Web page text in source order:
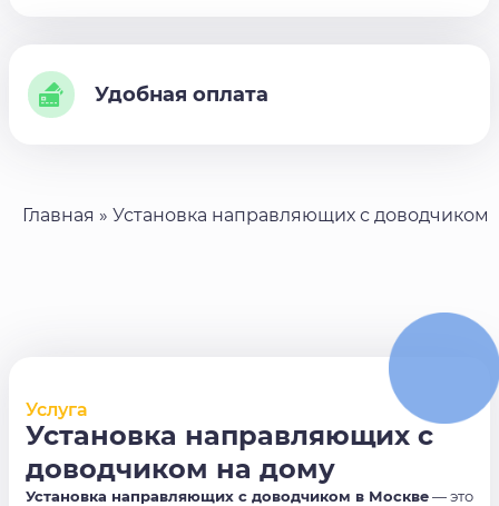
Удобная оплата
Главная » Установка направляющих с доводчиком
Услуга
Установка направляющих с
доводчиком на дому
Установка направляющих с доводчиком в Москве— это